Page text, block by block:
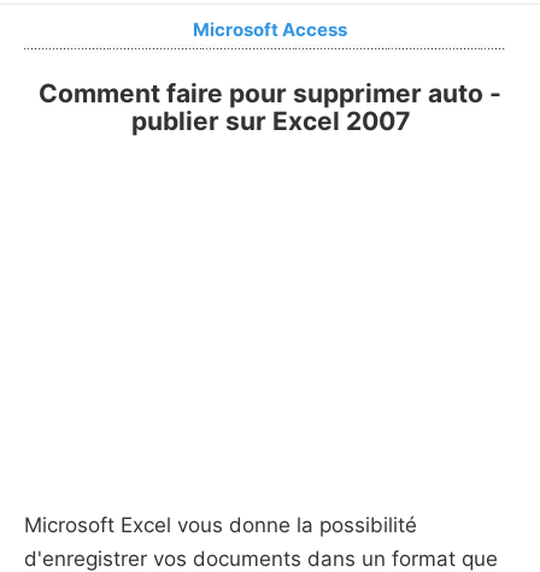
Microsoft Access
Comment faire pour supprimer auto -
publier sur Excel 2007
Microsoft Excel vous donne la possibilité
d'enregistrer vos documents dans un format que